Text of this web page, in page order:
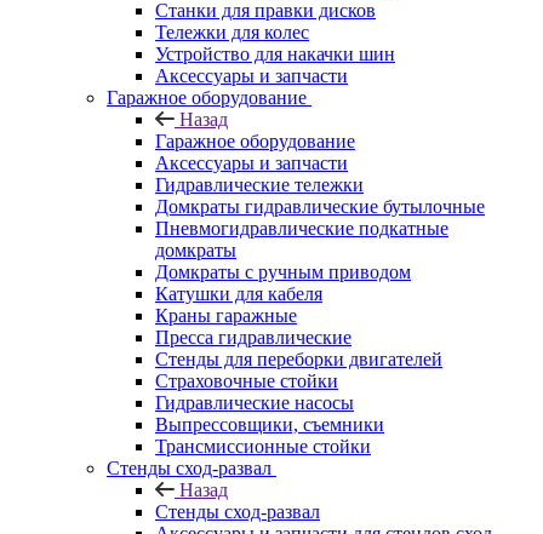
Станки для правки дисков
Тележки для колес
Устройство для накачки шин
Аксессуары и запчасти
Гаражное оборудование
Назад
Гаражное оборудование
Аксессуары и запчасти
Гидравлические тележки
Домкраты гидравлические бутылочные
Пневмогидравлические подкатные
домкраты
Домкраты с ручным приводом
Катушки для кабеля
Краны гаражные
Пресса гидравлические
Стенды для переборки двигателей
Страховочные стойки
Гидравлические насосы
Выпрессовщики, съемники
Трансмиссионные стойки
Стенды сход-развал
Назад
Стенды сход-развал